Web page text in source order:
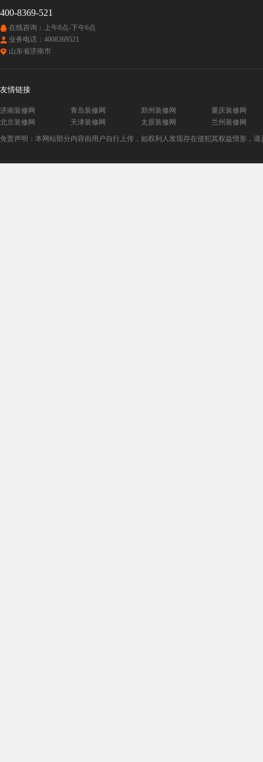
400-8369-521
在线咨询：上午8点-下午6点
业务电话：4008369521
山东省济南市
友情链接
济南装修网 青岛装修网 郑州装修网
重庆装修网
北京装修网
天津装修网 太原装修网
兰州装修网
免责声明：本网站部分内容由用户自行上传，如权利人发现存在侵犯其权益情形，